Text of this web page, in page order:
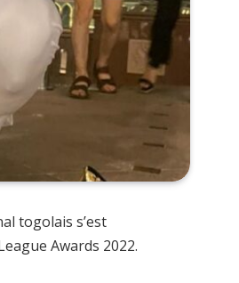
togolais s’est
Awards 2022.